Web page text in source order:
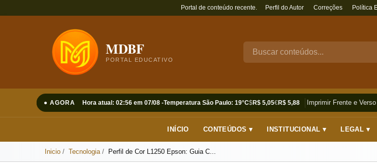
Portal de conteúdo recente. Perfil do Autor Correções Política
MDBF
PORTAL EDUCATIVO
● AGORA Hora atual: 02:56 em 07/08 -Temperatura São Paulo: 19°C$R$ 5,05€R$ 5,88
Como Imprimir Frente e Verso
INÍCIO CONTEÚDOS ▾ INSTITUCIONAL ▾ LEGAL ▾
Inicio Tecnologia Perfil de Cor L1250 Epson: Guia C...